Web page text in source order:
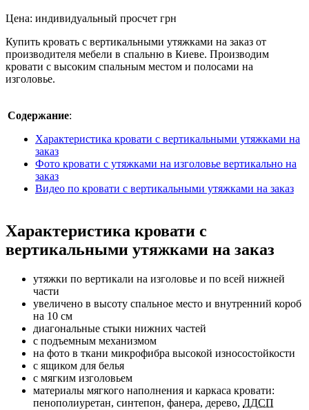
Цена: индивидуальный просчет грн
Купить кровать с вертикальными утяжками на заказ от
производителя мебели в спальню в Киеве. Производим
кровати с высоким спальным местом и полосами на
изголовье.
Содержание:
Характеристика кровати с вертикальными утяжками на
заказ
Фото кровати с утяжками на изголовье вертикально на
заказ
Видео по кровати с вертикальными утяжками на заказ
Характеристика кровати с
вертикальными утяжками на заказ
утяжки по вертикали на изголовье и по всей нижней
части
увеличено в высоту спальное место и внутренний короб
на 10 см
диагональные стыки нижних частей
с подъемным механизмом
на фото в ткани микрофибра высокой износостойкости
с ящиком для белья
с мягким изголовьем
материалы мягкого наполнения и каркаса кровати:
пенополиуретан, синтепон, фанера, дерево, ЛДСП